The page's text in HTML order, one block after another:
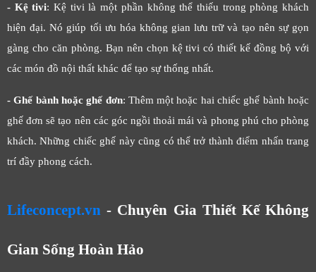
- Kệ tivi: Kệ tivi là một phần không thể thiếu trong phòng khách
hiện đại. Nó giúp tối ưu hóa không gian lưu trữ và tạo nên sự gọn
gàng cho căn phòng. Bạn nên chọn kệ tivi có thiết kế đồng bộ với
các món đồ nội thất khác để tạo sự thống nhất.
- Ghế bành hoặc ghế đơn: Thêm một hoặc hai chiếc ghế bành hoặc
ghế đơn sẽ tạo nên các góc ngồi thoải mái và phong phú cho phòng
khách. Những chiếc ghế này cũng có thể trở thành điểm nhấn trang
trí đầy phong cách.
Lifeconcept.vn - Chuyên Gia Thiết Kế Không
Gian Sống Hoàn Hảo